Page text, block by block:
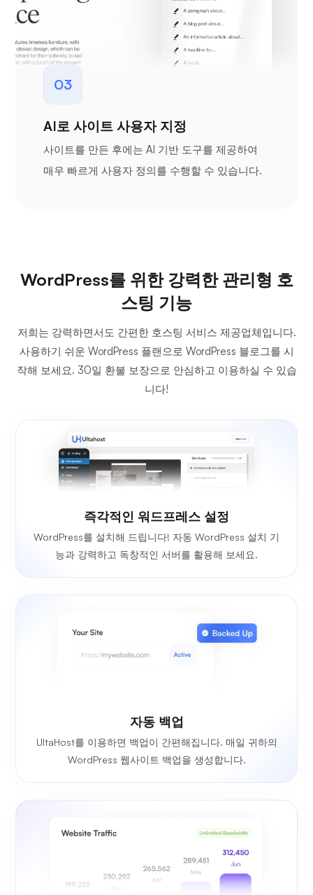
03
AI로 사이트 사용자 지정
사이트를 만든 후에는 AI 기반 도구를 제공하여
매우 빠르게 사용자 정의를 수행할 수 있습니다.
WordPress를 위한 강력한 관리형 호
스팅 기능
저희는 강력하면서도 간편한 호스팅 서비스 제공업체입니다.
사용하기 쉬운 WordPress 플랜으로 WordPress 블로그를 시
작해 보세요. 30일 환불 보장으로 안심하고 이용하실 수 있습
니다!
즉각적인 워드프레스 설정
WordPress를 설치해 드립니다! 자동 WordPress 설치 기
능과 강력하고 독창적인 서버를 활용해 보세요.
자동 백업
UltaHost를 이용하면 백업이 간편해집니다. 매일 귀하의
WordPress 웹사이트 백업을 생성합니다.